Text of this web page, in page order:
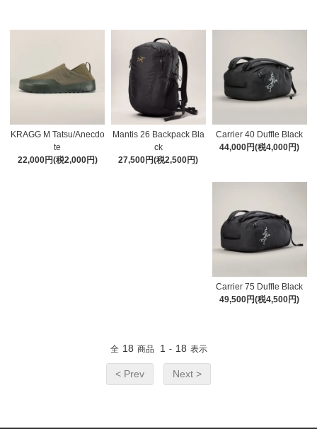
KRAGG M Tatsu/Anecdo
te
22,000円(税2,000円)
Mantis 26 Backpack Bla
ck
27,500円(税2,500円)
Carrier 40 Duffle Black
44,000円(税4,000円)
Carrier 75 Duffle Black
49,500円(税4,500円)
全 18 商品 1 - 18 表示
< Prev Next >